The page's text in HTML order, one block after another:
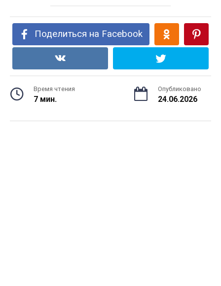
Поделиться на Facebook
Время чтения
7 мин.
Опубликовано
24.06.2026